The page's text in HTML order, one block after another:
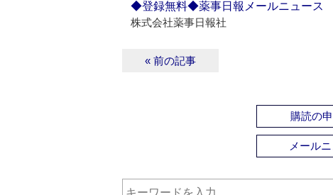
◆登録無料◆薬事日報メールニュース
株式会社薬事日報社
« 前の記事
購読の
メール